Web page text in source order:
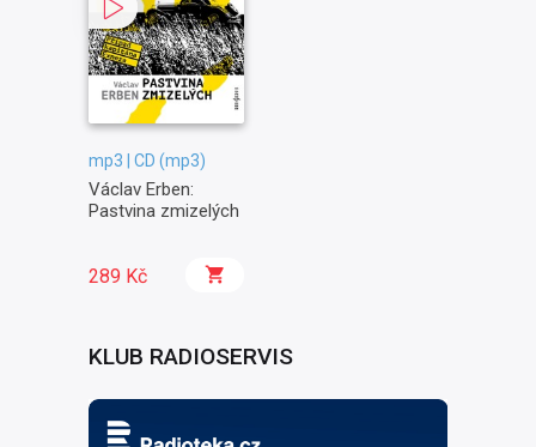
mp3 | CD (mp3)
Václav Erben:
Pastvina zmizelých
289 Kč
KLUB RADIOSERVIS